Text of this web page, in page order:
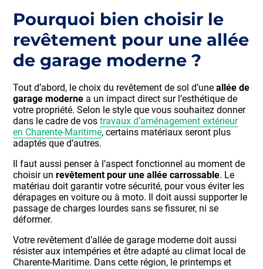
Pourquoi bien choisir le
revêtement pour une allée
de garage moderne ?
Tout d’abord, le choix du revêtement de sol d’uneallée de
garage moderne a un impact direct sur l’esthétique de
votre propriété. Selon le style que vous souhaitez donner
dans le cadre de vostravaux d’aménagement extérieur
en Charente-Maritime, certains matériaux seront plus
adaptés que d’autres.
Il faut aussi penser à l’aspect fonctionnel au moment de
choisir unrevêtement pour une allée carrossable. Le
matériau doit garantir votre sécurité, pour vous éviter les
dérapages en voiture ou à moto. Il doit aussi supporter le
passage de charges lourdes sans se fissurer, ni se
déformer.
Votre revêtement d’allée de garage moderne doit aussi
résister aux intempéries et être adapté au climat local de
Charente-Maritime. Dans cette région, le printemps et